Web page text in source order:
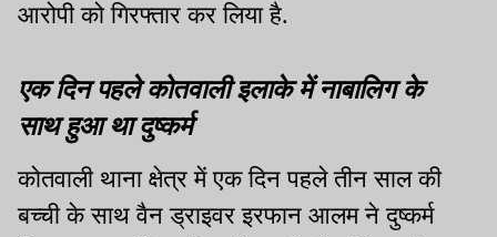
आरोपी को गिरफ्तार कर लिया है.
एक दिन पहले कोतवाली इलाके में नाबालिग के
साथ हुआ था दुष्कर्म
कोतवाली थाना क्षेत्र में एक दिन पहले तीन साल की
बच्ची के साथ वैन ड्राइवर इरफान आलम ने दुष्कर्म